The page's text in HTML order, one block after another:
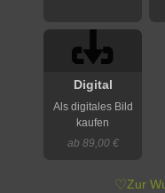
Digital
Als digitales Bild
kaufen
ab 89,00 €
♡Zur